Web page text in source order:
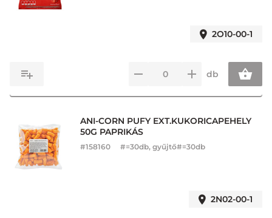
2O10-00-1
db
ANI-CORN PUFY EXT.KUKORICAPEHELY
50G PAPRIKÁS
#158160 #=30db, gyűjtő#=30db
2N02-00-1